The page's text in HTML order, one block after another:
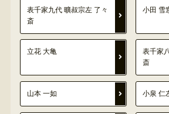
表千家九代 曠叔宗左 了々
斎
小田 雪
立花 大亀
表千家
斎
山本 一如 小泉 仁